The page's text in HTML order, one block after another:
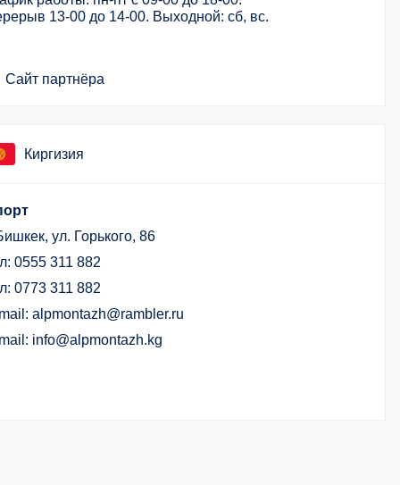
13-00 до 14-00. Выходной: сб, вс.
Сайт партнёра
Киргизия
ул. Горького, 86
0555 311 882
0773 311 882
alpmontazh@rambler.ru
info@alpmontazh.kg